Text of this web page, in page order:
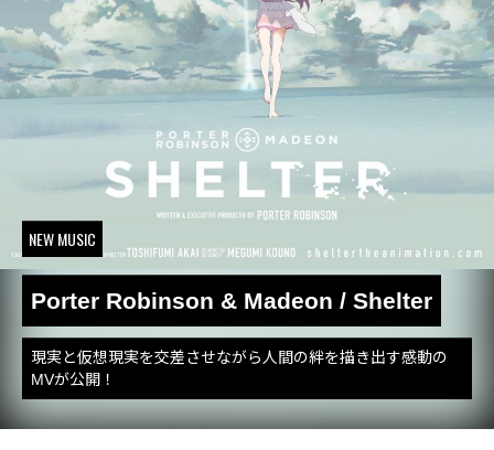
NEW MUSIC
Porter Robinson & Madeon / Shelter
現実と仮想現実を交差させながら人間の絆を描き出す感動の
MVが公開！